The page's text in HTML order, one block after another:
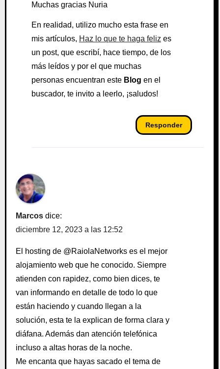
Muchas gracias Nuria
En realidad, utilizo mucho esta frase en
mis artículos, Haz lo que te haga feliz es
un post, que escribí, hace tiempo, de los
más leídos y por el que muchas
personas encuentran este Blog en el
buscador, te invito a leerlo, ¡saludos!
Responder
Marcos dice:
diciembre 12, 2023 a las 12:52
El hosting de @RaiolaNetworks es el mejor
alojamiento web que he conocido. Siempre
atienden con rapidez, como bien dices, te
van informando en detalle de todo lo que
están haciendo y cuando llegan a la
solución, esta te la explican de forma clara y
diáfana. Además dan atención telefónica
incluso a altas horas de la noche.
Me encanta que hayas sacado el tema de